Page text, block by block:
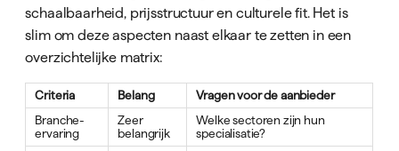
schaalbaarheid, prijsstructuur en culturele fit. Het is
slim om deze aspecten naast elkaar te zetten in een
overzichtelijke matrix:
Criteria Belang
Vragen voor de aanbieder
Branche-
ervaring
Zeer
belangrijk
Welke sectoren zijn hun
specialisatie?